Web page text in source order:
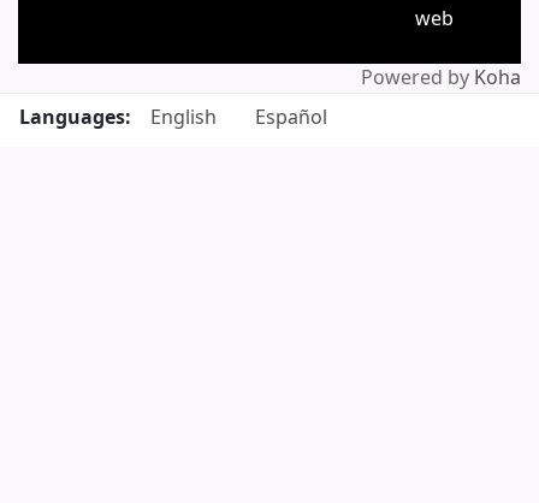
web
Powered by Koha
Languages:
English Español